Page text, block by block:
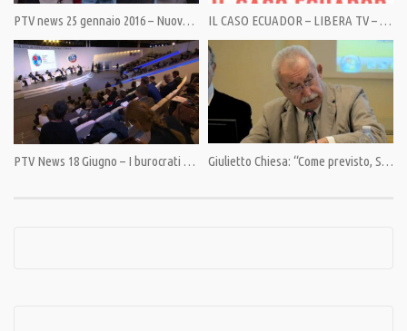
Category:Editoriali,Il Punto di Giulietto Chiesa ,PrimoPiano
Tags: Giulietto Chiesa,Maria Zakharova,MSM Russia,Tupolev 154
PTV news 25 gennaio 2016 – Nuove incognite sulla Siria IL CASO ECUADOR – LIBERA TV – test n.2
PTV News 18 Giugno – I burocrati a Bruxelles confermano le sanzioni a Mosca Giulietto Chiesa: “Come previsto, Stati Uniti e Israele riaprono la guerra in Siria.”